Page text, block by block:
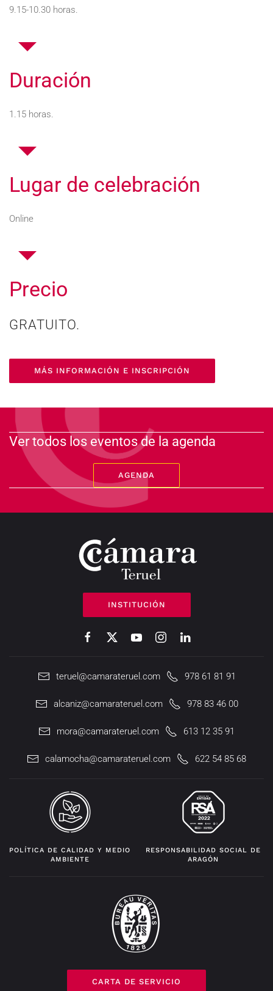
9.15-10.30 horas.
Duración
1.15 horas.
Lugar de celebración
Online
Precio
GRATUITO.
MÁS INFORMACIÓN E INSCRIPCIÓN
Ver todos los eventos de la agenda
AGENDA
INSTITUCIÓN
teruel@camarateruel.com 978 61 81 91
alcaniz@camarateruel.com 978 83 46 00
mora@camarateruel.com 613 12 35 91
calamocha@camarateruel.com 622 54 85 68
POLÍTICA DE CALIDAD Y MEDIO
AMBIENTE
RESPONSABILIDAD SOCIAL DE
ARAGÓN
CARTA DE SERVICIO